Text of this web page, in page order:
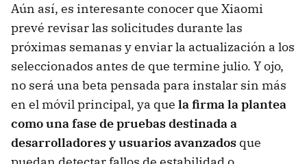
Aún así, es interesante conocer que Xiaomi
prevé revisar las solicitudes durante las
próximas semanas y enviar la actualización a los
seleccionados antes de que termine julio. Y ojo,
no será una beta pensada para instalar sin más
en el móvil principal, ya que la firma la plantea
como una fase de pruebas destinada a
desarrolladores y usuarios avanzados que